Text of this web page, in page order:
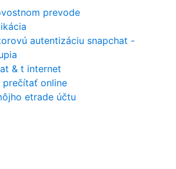
prevode
autentizáciu snapchat -
& t internet
prečítať online
etrade účtu